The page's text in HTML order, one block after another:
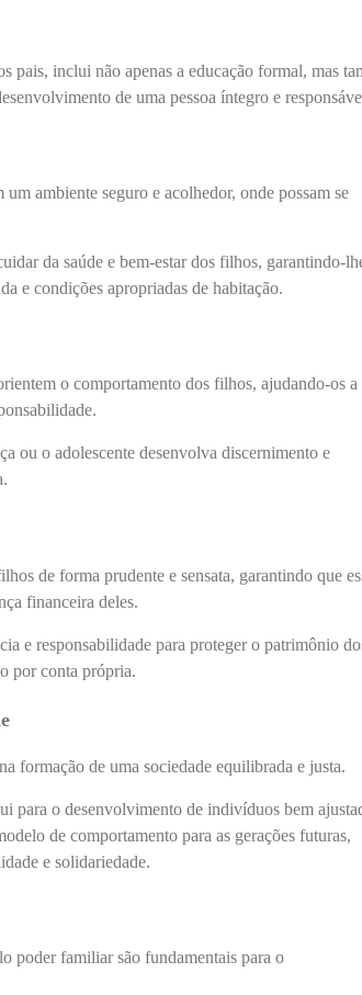
pais, inclui não apenas a educação formal, mas
de uma pessoa íntegro e
ambiente seguro e acolhedor, onde possam se
da saúde e bem-estar dos filhos, garantindo-
e condições apropriadas de habitação.
o comportamento dos filhos, ajudando-os a
ou o adolescente desenvolva discernimento e
de forma prudente e sensata, garantindo que
financeira deles.
e responsabilidade para proteger o patrimônio
por conta própria.
formação de uma sociedade equilibrada e justa.
para o desenvolvimento de indivíduos bem
de comportamento para as gerações futuras,
e solidariedade.
poder familiar são fundamentais para o